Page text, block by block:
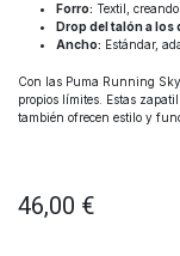
Forro: Textil,
Drop del talón a los
Ancho: Estándar,
Con las Puma Running
propios límites. Estas
también ofrecen estilo y
46,00 €